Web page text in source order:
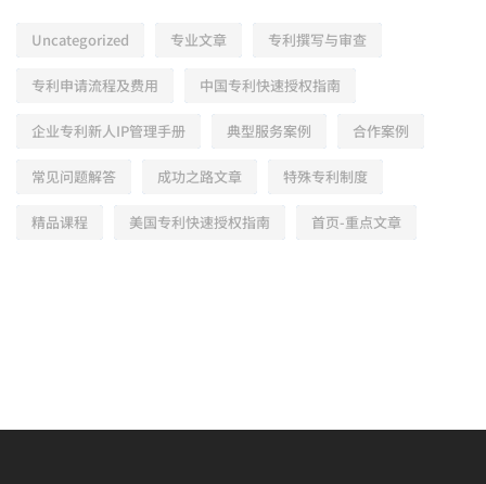
Uncategorized 专业文章 专利撰写与审查
专利申请流程及费用 中国专利快速授权指南
企业专利新人IP管理手册 典型服务案例 合作案例
常见问题解答 成功之路文章 特殊专利制度
精品课程 美国专利快速授权指南 首页-重点文章